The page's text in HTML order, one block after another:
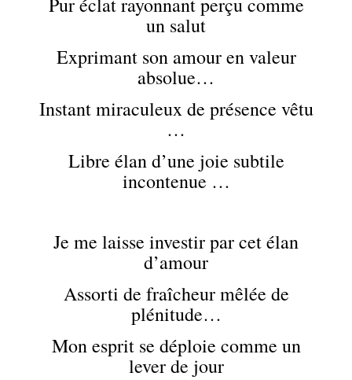
un salut
Exprimant son amour en valeur
absolue…
Instant miraculeux de présence vêtu
…
Libre élan d’une joie subtile
incontenue …
Je me laisse investir par cet élan
d’amour
Assorti de fraîcheur mêlée de
plénitude…
Mon esprit se déploie comme un
lever de jour